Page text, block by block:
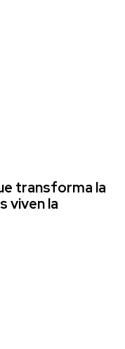
transforma la
viven la